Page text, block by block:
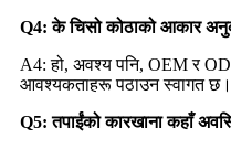
Q4: के चिसो कोठाको आकार
A4: हो, अवश्य पनि, OEM र
आवश्यकताहरू पठाउन स्वागत छ।
Q5: तपाईंको कारखाना कहाँ